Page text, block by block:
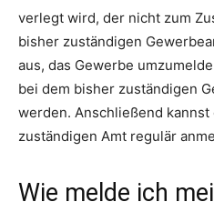
verlegt wird, der nicht zum
bisher zuständigen
aus, das Gewerbe
bei dem bisher zuständigen
werden. Anschließend
zuständigen Amt regulär
Wie melde ich